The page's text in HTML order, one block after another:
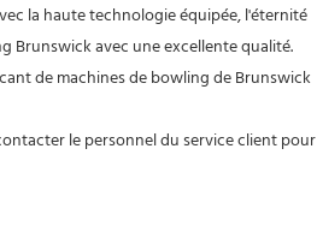
la haute technologie équipée, l'éternité
Brunswick avec une excellente qualité.
de machines de bowling de Brunswick
le personnel du service client pour